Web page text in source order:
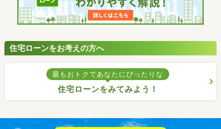
住宅ローンをお考えの方へ
最もおトクであなたにぴったりな
住宅ローンをみてみよう！